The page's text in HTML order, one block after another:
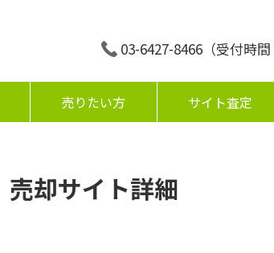
03-6427-8466 （受付時
売りたい方 サイト査定
売却サイト詳細